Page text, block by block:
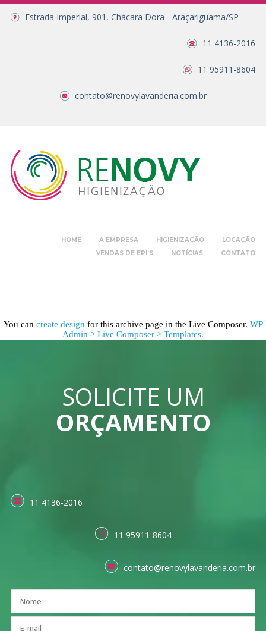
Estrada Imperial, 901, Chácara Dora - Araçariguama/SP
11 4136-2016
11 95911-8604
contato@renovylavanderia.com.br
HOME A EMPRESA HIGIENIZAÇÃO
LOCAÇÃO
VENDAS DE EPI’S
NOTÍCIAS CONTATO
You can create design for this archive page in the Live Composer. WP
Admin > Live Composer > Templates.
SOLICITE UM
ORÇAMENTO
11 4136-2016
11 95911-8604
contato@renovylavanderia.com.br